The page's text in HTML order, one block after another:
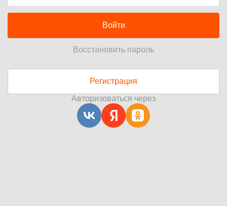
Войти
Восстановить пароль
Регистрация
Авторизоваться через